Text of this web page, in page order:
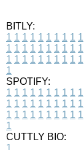
BITLY:
1 1 1 1 1 1 1 1 1 1
1 1 1 1 1 1 1 1 1 1
1 1 1 1 1 1 1 1 1 1
1
SPOTIFY:
1 1 1 1 1 1 1 1 1 1
1 1 1 1 1 1 1 1 1 1
1 1 1 1 1 1 1 1 1 1
1
CUTTLY BIO:
1